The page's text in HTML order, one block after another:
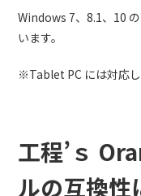
Windows 7、8.1、10
います。
※Tablet PC には対応し
工程’ｓ
ルの互換性